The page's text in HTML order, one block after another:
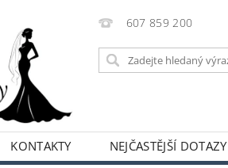
607 859 200
KONTAKTY NEJČASTĚJŠÍ DOTAZY